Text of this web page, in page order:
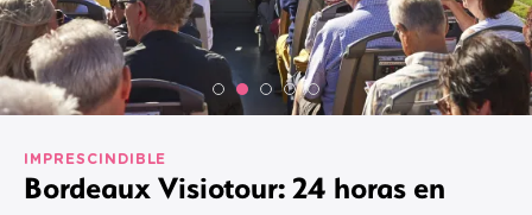
IMPRESCINDIBLE
Bordeaux Visiotour: 24 horas en